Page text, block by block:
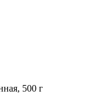
500 г